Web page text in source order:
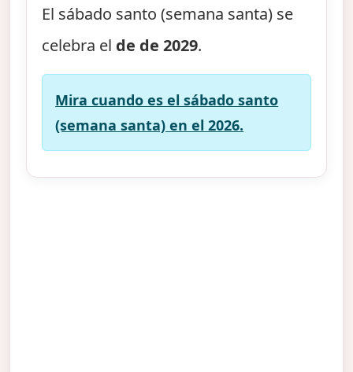
El sábado santo (semana santa) se
celebra el de de 2029.
Mira cuando es el sábado santo
(semana santa) en el 2026.